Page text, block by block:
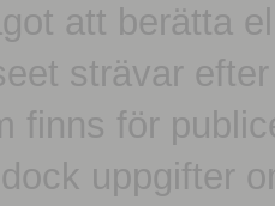
att berätta
strävar
finns för
uppgifter